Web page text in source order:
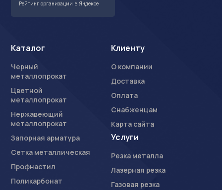
Рейтинг организации в Яндексе
Каталог
Черный
металлопрокат
Цветной
металлопрокат
Нержавеющий
металлопрокат
Запорная арматура
Сетка металлическая
Профнастил
Поликарбонат
Клиенту
О компании
Доставка
Оплата
Снабженцам
Карта сайта
Услуги
Резка металла
Лазерная резка
Газовая резка